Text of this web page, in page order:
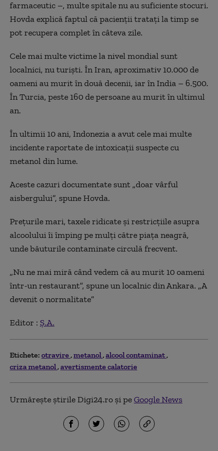
farmaceutic –, multe spitale nu au suficiente stocuri.
Hovda explică faptul că pacienții tratați la timp se
pot recupera complet în câteva zile.
Cele mai multe victime la nivel mondial sunt
localnici, nu turiști. În Iran, aproximativ 10.000 de
oameni au murit în două decenii, iar în India – 6.500.
În Turcia, peste 160 de persoane au murit în ultimul
an.
În ultimii 10 ani, Indonezia a avut cele mai multe
incidente raportate de intoxicații suspecte cu
metanol din lume.
Aceste cazuri documentate sunt „doar vârful
aisbergului”, spune Hovda.
Prețurile mari, taxele ridicate și restricțiile asupra
alcoolului îi împing pe mulți către piața neagră,
unde băuturile contaminate circulă frecvent.
„Nu ne mai miră când vedem că au murit 10 oameni
într-un restaurant”, spune un localnic din Ankara. „A
devenit o normalitate”
Editor : Ș.A.
Etichete: otravire metanol alcool contaminat
criza metanol avertismente calatorie
Urmărește știrile Digi24.ro și peGoogle News